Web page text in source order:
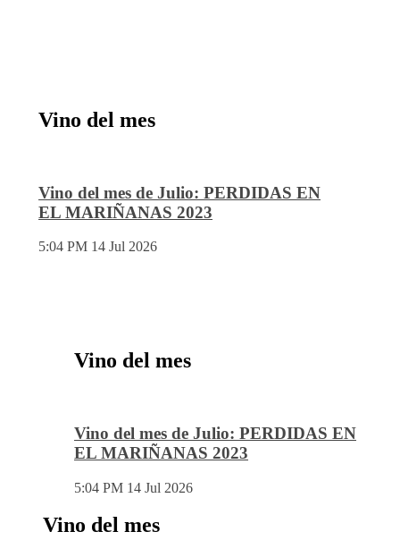
Vino del mes
Vino del mes de Julio: PERDIDAS EN
EL MARIÑANAS 2023
5:04 PM 14 Jul 2026
Vino del mes
Vino del mes de Julio: PERDIDAS EN
EL MARIÑANAS 2023
5:04 PM 14 Jul 2026
Vino del mes